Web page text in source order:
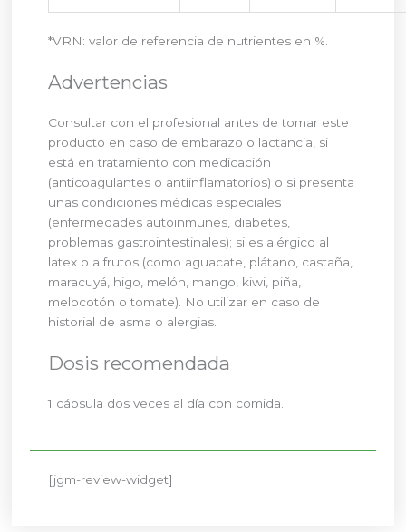
*VRN: valor de referencia de nutrientes en %.
Advertencias
Consultar con el profesional antes de tomar este
producto en caso de embarazo o lactancia, si
está en tratamiento con medicación
(anticoagulantes o antiinflamatorios) o si presenta
unas condiciones médicas especiales
(enfermedades autoinmunes, diabetes,
problemas gastrointestinales); si es alérgico al
latex o a frutos (como aguacate, plátano, castaña,
maracuyá, higo, melón, mango, kiwi, piña,
melocotón o tomate). No utilizar en caso de
historial de asma o alergias.
Dosis recomendada
1 cápsula dos veces al día con comida.
[jgm-review-widget]